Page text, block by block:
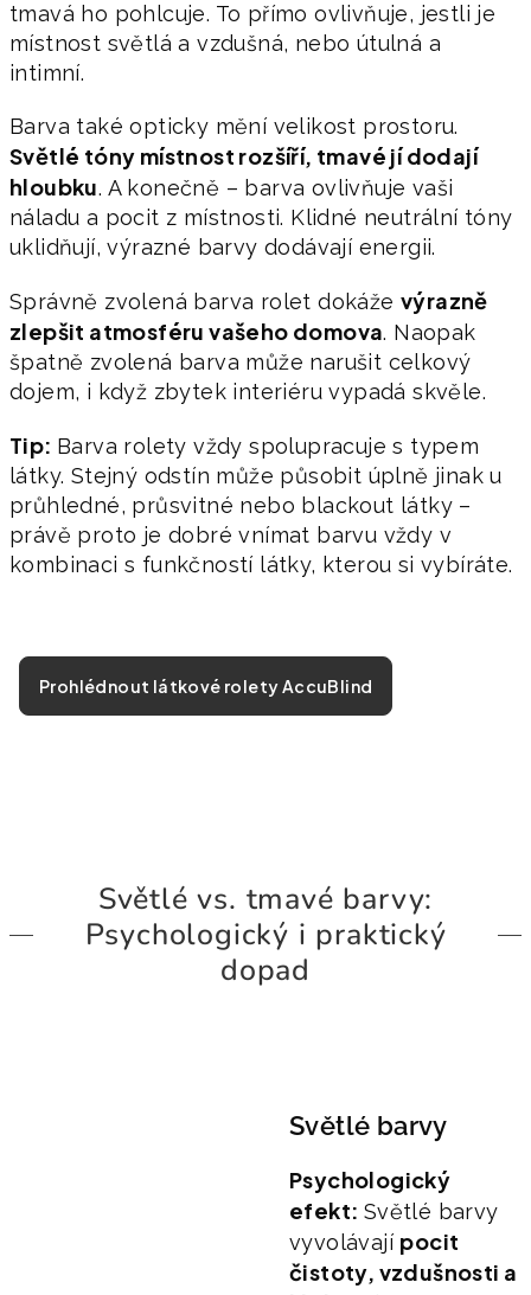
tmavá ho pohlcuje. To přímo ovlivňuje, jestli je
místnost světlá a vzdušná, nebo útulná a
intimní.
Barva také opticky mění velikost prostoru.
Světlé tóny místnost rozšíří, tmavé jí dodají
hloubku. A konečně – barva ovlivňuje vaši
náladu a pocit z místnosti. Klidné neutrální tóny
uklidňují, výrazné barvy dodávají energii.
Správně zvolená barva rolet dokáže výrazně
zlepšit atmosféru vašeho domova. Naopak
špatně zvolená barva může narušit celkový
dojem, i když zbytek interiéru vypadá skvěle.
Tip: Barva rolety vždy spolupracuje s typem
látky. Stejný odstín může působit úplně jinak u
průhledné, průsvitné nebo blackout látky –
právě proto je dobré vnímat barvu vždy v
kombinaci s funkčností látky, kterou si vybíráte.
Prohlédnout látkové rolety AccuBlind
Světlé vs. tmavé barvy:
Psychologický i praktický
dopad
Světlé barvy
Psychologický
efekt: Světlé barvy
vyvolávají pocit
čistoty, vzdušnosti a